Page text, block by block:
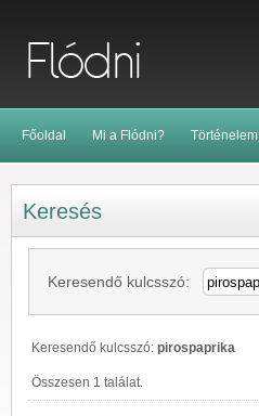
Főoldal Mi a Flódni? Történelem
Keresés
Keresendő kulcsszó:
Keresendő kulcsszó: pirospaprika
Összesen 1 találat.